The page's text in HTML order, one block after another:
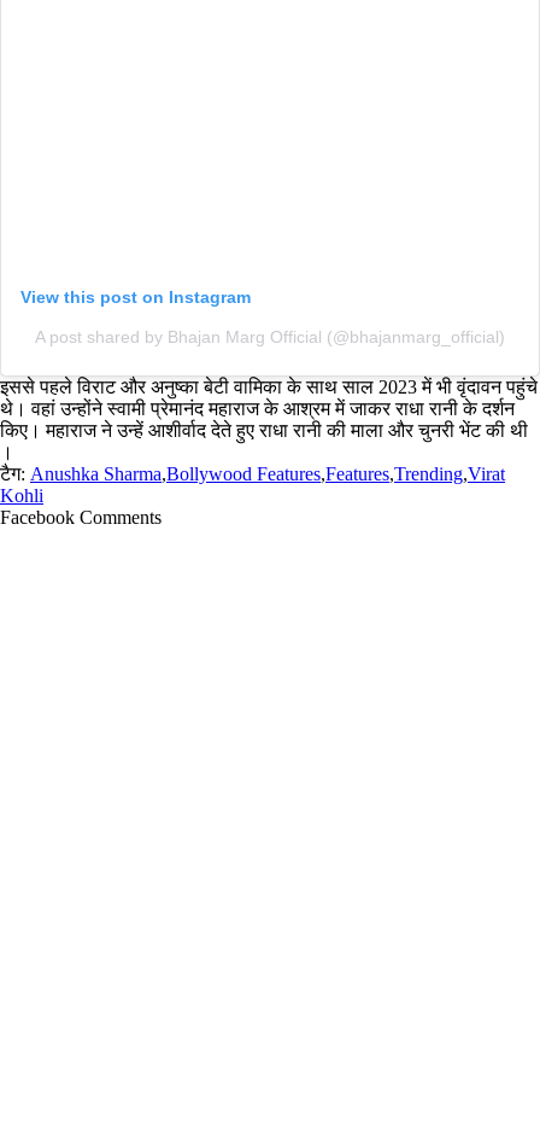
View this post on Instagram
A post shared by Bhajan Marg Official (@bhajanmarg_official)
इससे पहले विराट और अनुष्का बेटी वामिका के साथ साल 2023 में भी वृंदावन पहुंचे
थे। वहां उन्होंने स्वामी प्रेमानंद महाराज के आश्रम में जाकर राधा रानी के दर्शन
किए। महाराज ने उन्हें आशीर्वाद देते हुए राधा रानी की माला और चुनरी भेंट की थी
।
टैग: Anushka Sharma,Bollywood Features,Features,Trending,Virat
Kohli
Facebook Comments